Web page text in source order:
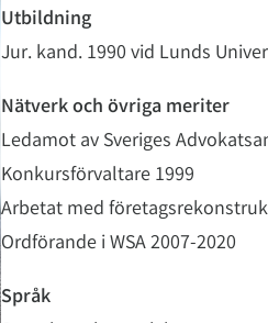
Utbildning
Jur. kand. 1990 vid Lunds
Nätverk och övriga meriter
Ledamot av Sveriges
Konkursförvaltare 1999
Arbetat med
Ordförande i WSA 2007-2020
Språk